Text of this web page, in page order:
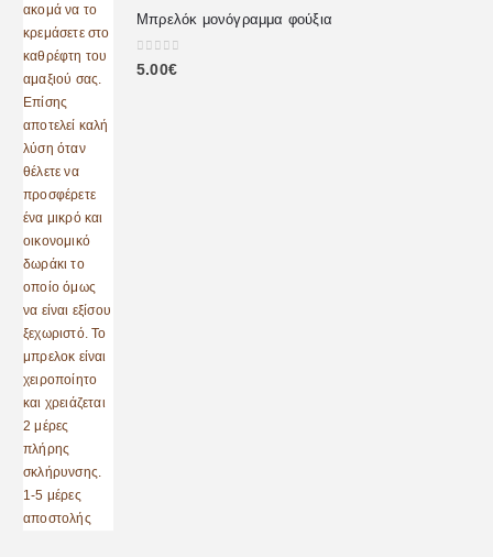
Μπρελόκ μονόγραμμα φούξια
0 out of 5
5.00€